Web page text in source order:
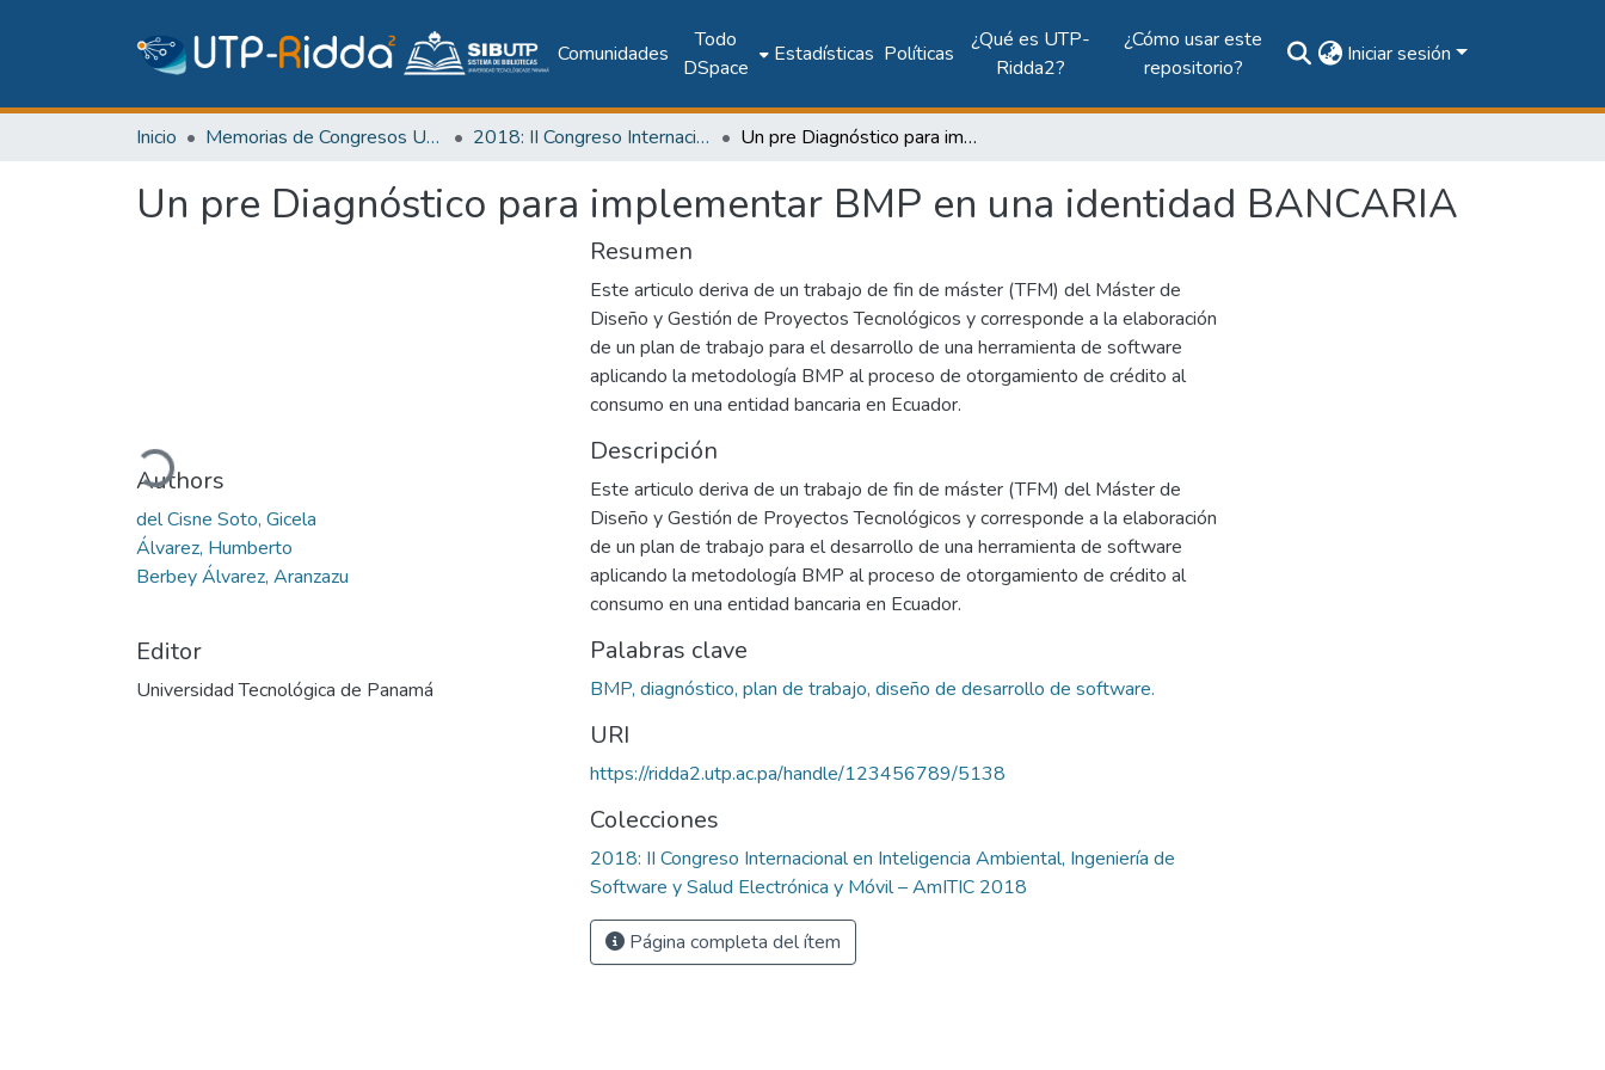
Comunidades
Todo
DSpace
Estadísticas Políticas
¿Qué es UTP-
Ridda2?
¿Cómo usar este
repositorio?
Iniciar sesión
Inicio Memorias de Congresos UTP 2018: II Congreso Internacional en Inteligencia Ambiental, Ingeniería de Software y Salud Electrónica y Móvil – AmITIC 2018 Un pre Diagnóstico para implementar BMP en una identidad BANCARIA
Un pre Diagnóstico para implementar BMP en una identidad BANCARIA
Cargando...
Authors
del Cisne Soto, Gicela
Álvarez, Humberto
Berbey Álvarez, Aranzazu
Editor
Universidad Tecnológica de Panamá
Resumen
Este articulo deriva de un trabajo de fin de máster (TFM) del Máster de
Diseño y Gestión de Proyectos Tecnológicos y corresponde a la elaboración
de un plan de trabajo para el desarrollo de una herramienta de software
aplicando la metodología BMP al proceso de otorgamiento de crédito al
consumo en una entidad bancaria en Ecuador.
Descripción
Este articulo deriva de un trabajo de fin de máster (TFM) del Máster de
Diseño y Gestión de Proyectos Tecnológicos y corresponde a la elaboración
de un plan de trabajo para el desarrollo de una herramienta de software
aplicando la metodología BMP al proceso de otorgamiento de crédito al
consumo en una entidad bancaria en Ecuador.
Palabras clave
BMP, diagnóstico, plan de trabajo, diseño de desarrollo de software.
URI
https://ridda2.utp.ac.pa/handle/123456789/5138
Colecciones
2018: II Congreso Internacional en Inteligencia Ambiental, Ingeniería de
Software y Salud Electrónica y Móvil – AmITIC 2018
Página completa del ítem